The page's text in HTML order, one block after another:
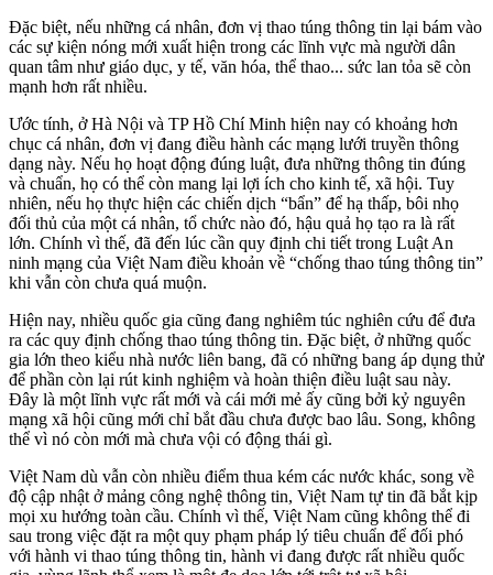
Đặc biệt, nếu những cá nhân, đơn vị thao túng thông tin lại bám vào
các sự kiện nóng mới xuất hiện trong các lĩnh vực mà người dân
quan tâm như giáo dục, y tế, văn hóa, thể thao... sức lan tỏa sẽ còn
mạnh hơn rất nhiều.
Ước tính, ở Hà Nội và TP Hồ Chí Minh hiện nay có khoảng hơn
chục cá nhân, đơn vị đang điều hành các mạng lưới truyền thông
dạng này. Nếu họ hoạt động đúng luật, đưa những thông tin đúng
và chuẩn, họ có thể còn mang lại lợi ích cho kinh tế, xã hội. Tuy
nhiên, nếu họ thực hiện các chiến dịch “bẩn” để hạ thấp, bôi nhọ
đối thủ của một cá nhân, tổ chức nào đó, hậu quả họ tạo ra là rất
lớn. Chính vì thế, đã đến lúc cần quy định chi tiết trong Luật An
ninh mạng của Việt Nam điều khoản về “chống thao túng thông tin”
khi vẫn còn chưa quá muộn.
Hiện nay, nhiều quốc gia cũng đang nghiêm túc nghiên cứu để đưa
ra các quy định chống thao túng thông tin. Đặc biệt, ở những quốc
gia lớn theo kiểu nhà nước liên bang, đã có những bang áp dụng thử
để phần còn lại rút kinh nghiệm và hoàn thiện điều luật sau này.
Đây là một lĩnh vực rất mới và cái mới mẻ ấy cũng bởi kỷ nguyên
mạng xã hội cũng mới chỉ bắt đầu chưa được bao lâu. Song, không
thể vì nó còn mới mà chưa vội có động thái gì.
Việt Nam dù vẫn còn nhiều điểm thua kém các nước khác, song về
độ cập nhật ở mảng công nghệ thông tin, Việt Nam tự tin đã bắt kịp
mọi xu hướng toàn cầu. Chính vì thế, Việt Nam cũng không thể đi
sau trong việc đặt ra một quy phạm pháp lý tiêu chuẩn để đối phó
với hành vi thao túng thông tin, hành vi đang được rất nhiều quốc